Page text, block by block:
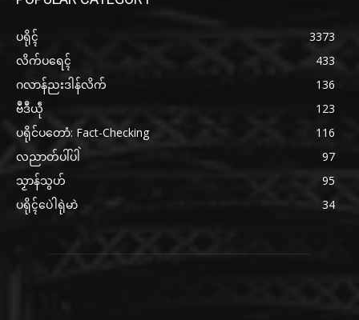
ပရိုၚ်
3373
လိက်ပရေၚ်
433
ဂလာန်ညးဒါန်လိက်
136
ဗဳဒဳယဵု
123
ပရိုင်ပတောံ: Fact-Checking
116
လညာတ်ပါ်ပါဲ
97
သၟာန်သွဟ်
95
ပရိုၚ်ပေဲါရုဲမာဲ
34